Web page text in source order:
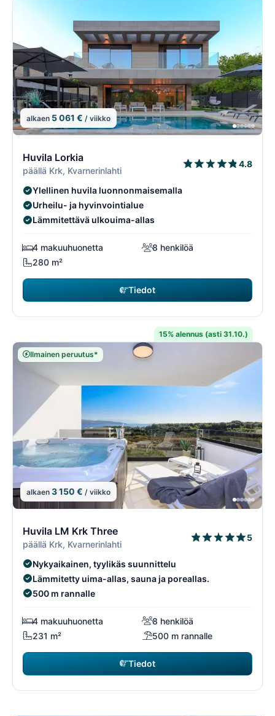
alkaen 5 061 € / viikko
Huvila Lorkia
päällä Krk, Kvarnerinlahti
4.8
Ylellinen huvila luonnonmaisemalla
Urheilu- ja hyvinvointialue
Lämmitettävä ulkouima-allas
4 makuuhuonetta
8 henkilöä
280 m²
Tiedot
15% alennus (asti 31.10.)
Ilmainen peruutus*
alkaen 3 150 € / viikko
Huvila LM Krk Three
päällä Krk, Kvarnerinlahti
5
Nykyaikainen, tyylikäs suunnittelu
Lämmitetty uima-allas, sauna ja poreallas.
500 m rannalle
4 makuuhuonetta
8 henkilöä
231 m²
500 m rannalle
Tiedot